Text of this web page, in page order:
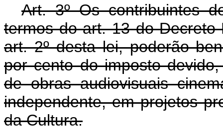
Art. 3º Os contribuintes
termos do art. 13 do
art. 2º desta lei, poderão
por cento do imposto
de obras audiovisuais
independente, em projetos
da Cultura.